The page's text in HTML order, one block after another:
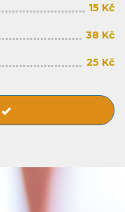
15 Kč
38 Kč
25 Kč